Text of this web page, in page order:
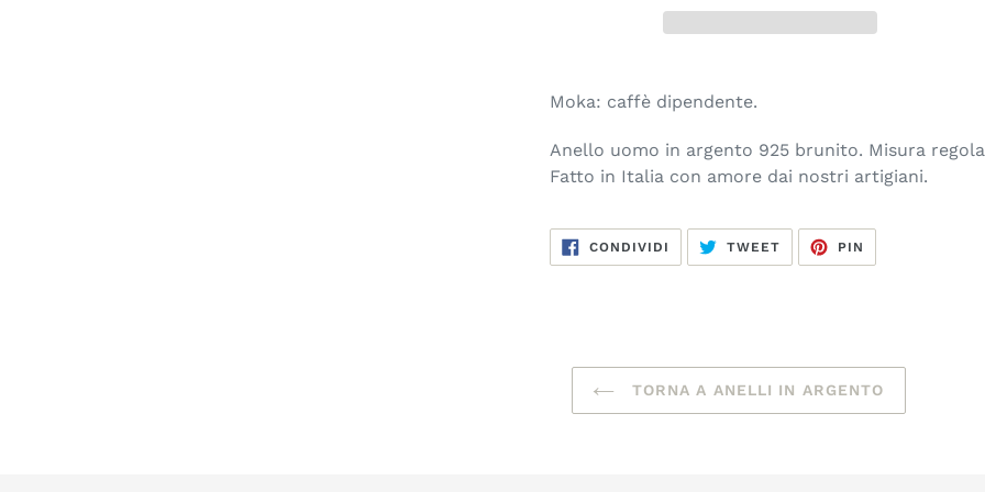
del
nel
carrello
Moka: caffè dipendente.
Anello uomo in argento 925 brunito. Misura
Fatto in Italia con amore dai nostri artigiani.
CONDIVIDI CONDIVIDI
FACEBOOK
TWEETTWITTA
TWITTER
PIN
PINTEREST
TORNA A ANELLI IN ARGENTO